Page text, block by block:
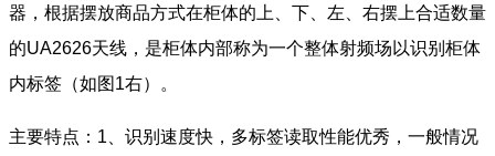
器，根据摆放商品方式在柜体的上、下、左、右摆上合适数量
的UA2626天线，是柜体内部称为一个整体射频场以识别柜体
内标签（如图1右）。
主要特点：1、识别速度快，多标签读取性能优秀，一般情况